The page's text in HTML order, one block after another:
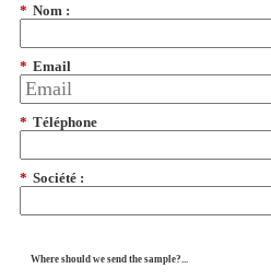
* Nom :
* Email
* Téléphone
* Société :
Where should we send the sample?...